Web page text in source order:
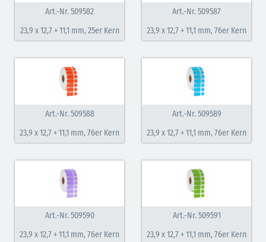
Art.-Nr. 509582
23,9 x 12,7 + 11,1 mm, 25er Kern
Art.-Nr. 509587
23,9 x 12,7 + 11,1 mm, 76er Kern
Art.-Nr. 509588
23,9 x 12,7 + 11,1 mm, 76er Kern
Art.-Nr. 509589
23,9 x 12,7 + 11,1 mm, 76er Kern
Art.-Nr. 509590
23,9 x 12,7 + 11,1 mm, 76er Kern
Art.-Nr. 509591
23,9 x 12,7 + 11,1 mm, 76er Kern